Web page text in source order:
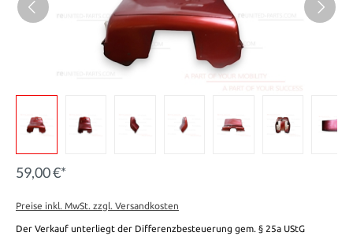
59,00 €*
Preise inkl. MwSt. zzgl. Versandkosten
Der Verkauf unterliegt der Differenzbesteuerung gem. § 25a UStG